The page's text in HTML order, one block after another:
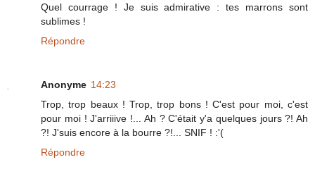
Quel courrage ! Je suis admirative : tes marrons sont
sublimes !
Répondre
Anonyme 14:23
Trop, trop beaux ! Trop, trop bons ! C'est pour moi, c'est
pour moi ! J'arriiive !... Ah ? C'était y'a quelques jours ?! Ah
?! J'suis encore à la bourre ?!... SNIF ! :'(
Répondre